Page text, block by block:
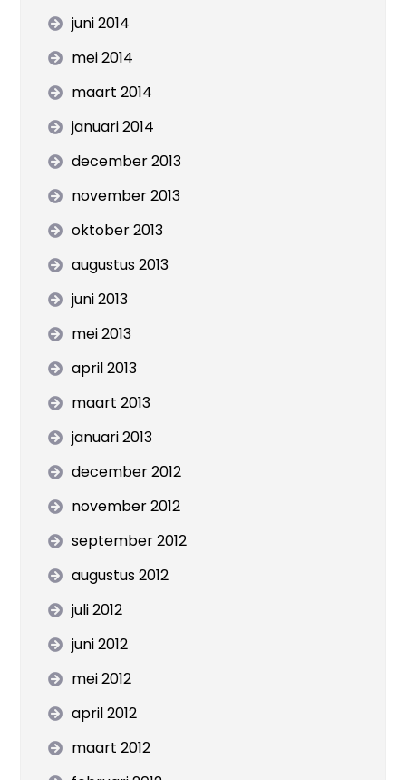
juni 2014
mei 2014
maart 2014
januari 2014
december 2013
november 2013
oktober 2013
augustus 2013
juni 2013
mei 2013
april 2013
maart 2013
januari 2013
december 2012
november 2012
september 2012
augustus 2012
juli 2012
juni 2012
mei 2012
april 2012
maart 2012